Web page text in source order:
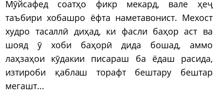
Мӯйсафед соатҳо фикр мекард, вале ҳеҷ
таъбири хобашро ёфта наметавонист. Мехост
худро тасаллӣ диҳад, ки фасли баҳор аст ва
шояд ӯ хоби баҳорӣ дида бошад, аммо
лаҳзаҳои кӯдакии писараш ба ёдаш расида,
изтироби қаблаш торафт бештару бештар
мегашт...